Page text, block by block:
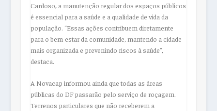
Cardoso, a manutenção regular dos espaços públicos
é essencial para a saúde e a qualidade de vida da
população. “Essas ações contribuem diretamente
para o bem-estar da comunidade, mantendo a cidade
mais organizada e prevenindo riscos à saúde”,
destaca.
A Novacap informou ainda que todas as áreas
públicas do DF passarão pelo serviço de roçagem.
Terrenos particulares que não receberem a